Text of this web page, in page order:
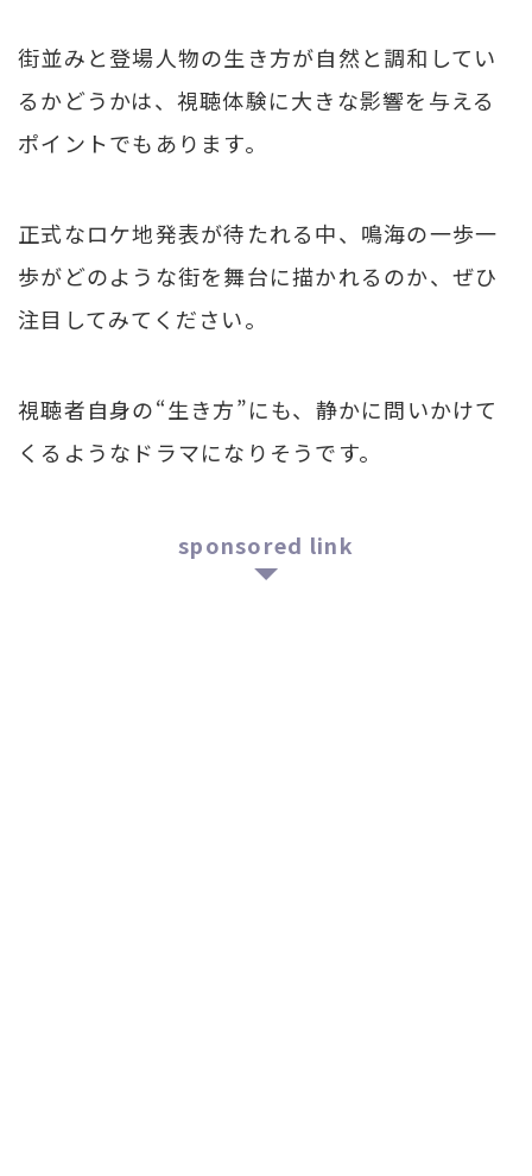
街並みと登場人物の生き方が自然と調和してい
るかどうかは、視聴体験に大きな影響を与える
ポイントでもあります。
正式なロケ地発表が待たれる中、鳴海の一歩一
歩がどのような街を舞台に描かれるのか、ぜひ
注目してみてください。
視聴者自身の“生き方”にも、静かに問いかけて
くるようなドラマになりそうです。
sponsored link